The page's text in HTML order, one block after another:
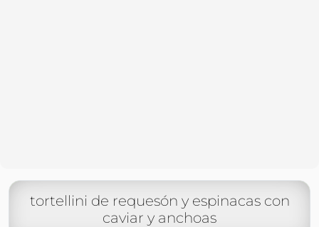
tortellini de requesón y espinacas con
caviar y anchoas